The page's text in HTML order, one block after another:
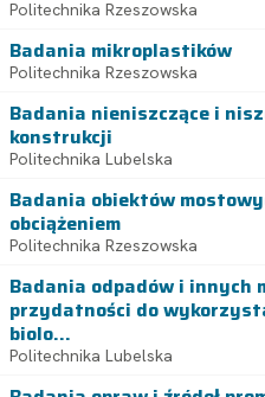
Politechnika Rzeszowska
Badania mikroplastików
Politechnika Rzeszowska
Badania nieniszczące i
konstrukcji
Politechnika Lubelska
Badania obiektów
obciążeniem
Politechnika Rzeszowska
Badania odpadów i innych
przydatności do
biolo...
Politechnika Lubelska